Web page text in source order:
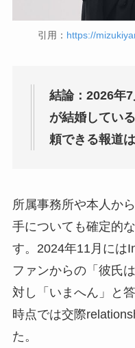
引用： https://
結論：2026年
が結婚してい
頼できる報道
所属事務所や本人か
手についても確定的
す。2024年11月には
ファンからの「彼氏
対し「いまへん」と
時点では交際
た。